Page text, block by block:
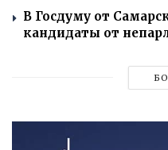
В Госдуму от
кандидаты от